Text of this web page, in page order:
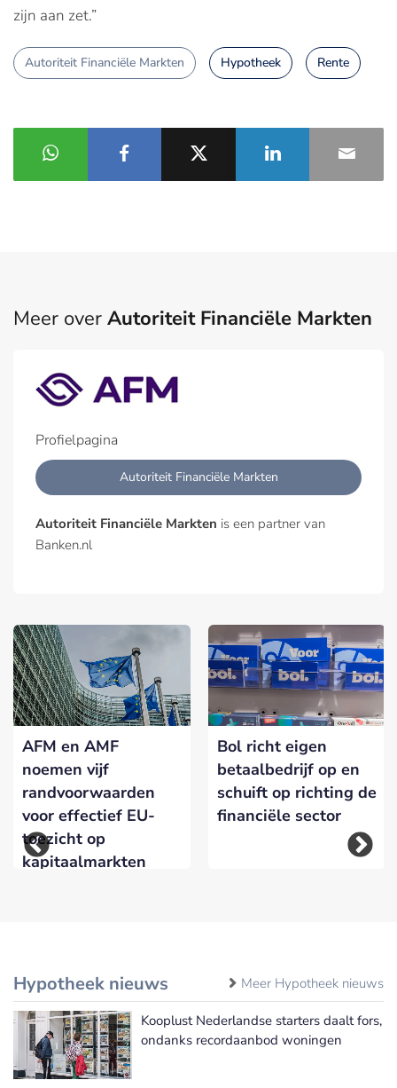
zijn aan zet.”
Autoriteit Financiële Markten Hypotheek Rente
Meer over Autoriteit Financiële Markten
Profielpagina
Autoriteit Financiële Markten
Autoriteit Financiële Markten is een partner van
Banken.nl
AFM en AMF
noemen vijf
randvoorwaarden
voor effectief EU-
toezicht op
kapitaalmarkten
Bol richt eigen
betaalbedrijf op en
schuift op richting de
financiële sector
Hypotheek nieuws Meer Hypotheek nieuws
Kooplust Nederlandse starters daalt fors,
ondanks recordaanbod woningen